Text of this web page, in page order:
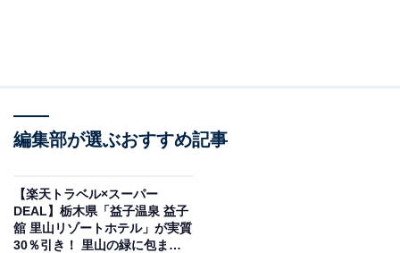
「盛岡つなぎ温泉 愛真館」は現在特別価格で宿泊可能で
す。
編集部が選ぶおすすめ記事
【楽天トラベル×スーパー
DEAL】栃木県「益子温泉 益子
舘 里山リゾートホテル」が実質
30％引き！ 里山の緑に包まれ